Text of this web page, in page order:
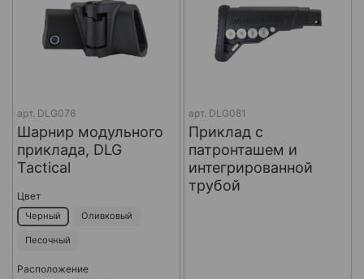
арт. DLG076
Шарнир модульного
приклада, DLG
Tactical
Цвет
Черный Оливковый
Песочный
Расположение
арт. DLG081
Приклад с
патронташем и
интегрированной
трубой